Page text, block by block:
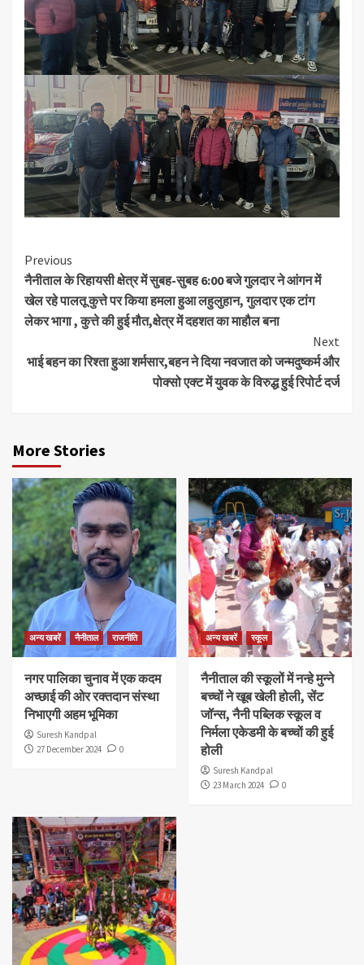
Continue
Reading
Previous
नैनीताल के रिहायसी क्षेत्र में सुबह-सुबह 6:00 बजे गुलदार ने आंगन में
खेल रहे पालतू कुत्ते पर किया हमला हुआ लहुलुहान, गुलदार एक टांग
लेकर भागा , कुत्ते की हुई मौत,क्षेत्र में दहशत का माहौल बना
Next
भाई बहन का रिश्ता हुआ शर्मसार,बहन ने दिया नवजात को जन्मदुष्कर्म और
पोक्सो एक्ट में युवक के विरुद्ध हुई रिपोर्ट दर्ज
More Stories
अन्य खबरें नैनीताल राजनीति
नगर पालिका चुनाव में एक कदम
अच्छाई की ओर रक्तदान संस्था
निभाएगी अहम भूमिका
Suresh Kandpal
27 December 2024
0
अन्य खबरें स्कूल
नैनीताल की स्कूलों में नन्हे मुन्ने
बच्चों ने खूब खेली होली, सेंट
जॉन्स, नैनी पब्लिक स्कूल व
निर्मला एकेडमी के बच्चों की हुई
होली
Suresh Kandpal
23 March 2024
0